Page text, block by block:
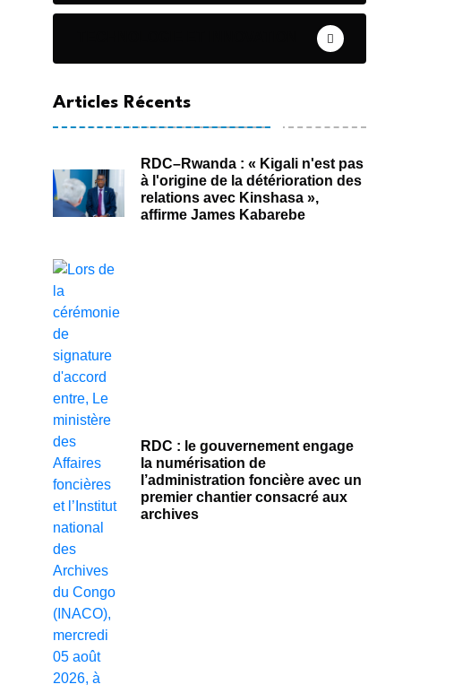
Articles Récents
RDC–Rwanda : « Kigali n'est pas
à l'origine de la détérioration des
relations avec Kinshasa »,
affirme James Kabarebe
RDC : le gouvernement engage
la numérisation de
l’administration foncière avec un
premier chantier consacré aux
archives